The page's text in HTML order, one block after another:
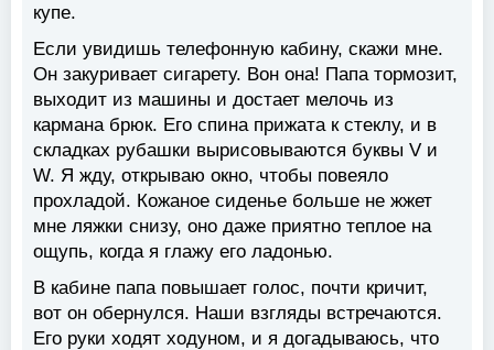
купе.
Если увидишь телефонную кабину, скажи мне.
Он закуривает сигарету. Вон она! Папа тормозит,
выходит из машины и достает мелочь из
кармана брюк. Его спина прижата к стеклу, и в
складках рубашки вырисовываются буквы V и
W. Я жду, открываю окно, чтобы повеяло
прохладой. Кожаное сиденье больше не жжет
мне ляжки снизу, оно даже приятно теплое на
ощупь, когда я глажу его ладонью.
В кабине папа повышает голос, почти кричит,
вот он обернулся. Наши взгляды встречаются.
Его руки ходят ходуном, и я догадываюсь, что